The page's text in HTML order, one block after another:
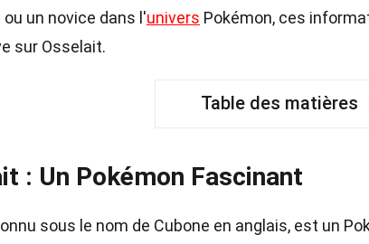
un novice dans l'univers Pokémon, ces
sur Osselait.
Table des matières
: Un Pokémon Fascinant
sous le nom de Cubone en anglais, est un